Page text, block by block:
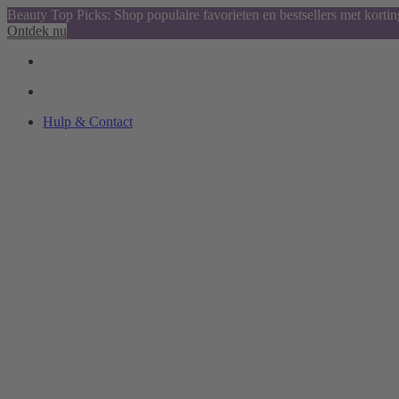
Beauty Top Picks: Shop populaire favorieten en bestsellers met
Ontdek nu
Hulp & Contact